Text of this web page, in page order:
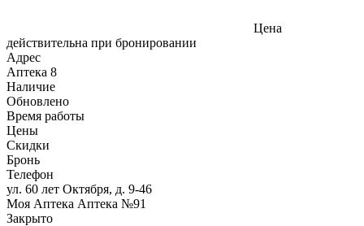
Цена
действительна при бронировании
Адрес
Аптека 8
Наличие
Обновлено
Время работы
Цены
Скидки
Бронь
Телефон
ул. 60 лет Октября, д. 9-46
Моя Аптека Аптека №91
Закрыто